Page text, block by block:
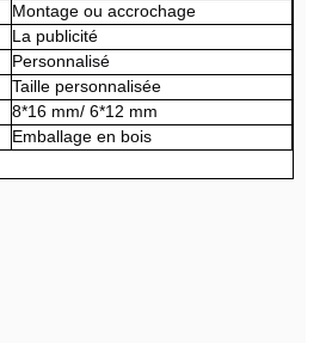
Montage ou accrochage
La publicité
Personnalisé
Taille personnalisée
8*16 mm/ 6*12 mm
Emballage en bois